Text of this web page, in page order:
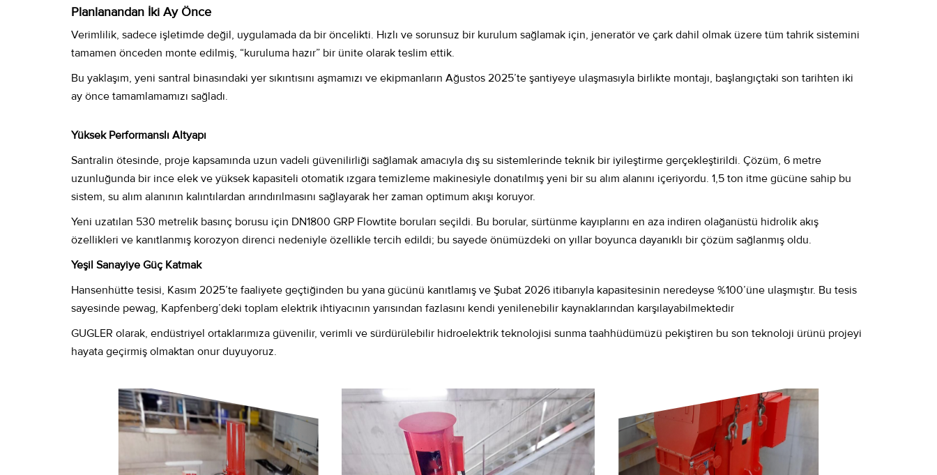
Planlanandan İki Ay Önce
Verimlilik, sadece işletimde değil, uygulamada da bir öncelikti. Hızlı ve sorunsuz bir kurulum sağlamak için, jeneratör ve çark dahil olmak üzere tüm tahrik sistemini
tamamen önceden monte edilmiş, “kuruluma hazır” bir ünite olarak teslim ettik.
Bu yaklaşım, yeni santral binasındaki yer sıkıntısını aşmamızı ve ekipmanların Ağustos 2025’te şantiyeye ulaşmasıyla birlikte montajı, başlangıçtaki son tarihten iki
ay önce tamamlamamızı sağladı.
Yüksek Performanslı Altyapı
Santralin ötesinde, proje kapsamında uzun vadeli güvenilirliği sağlamak amacıyla dış su sistemlerinde teknik bir iyileştirme gerçekleştirildi. Çözüm, 6 metre
uzunluğunda bir ince elek ve yüksek kapasiteli otomatik ızgara temizleme makinesiyle donatılmış yeni bir su alım alanını içeriyordu. 1,5 ton itme gücüne sahip bu
sistem, su alım alanının kalıntılardan arındırılmasını sağlayarak her zaman optimum akışı koruyor.
Yeni uzatılan 530 metrelik basınç borusu için DN1800 GRP Flowtite boruları seçildi. Bu borular, sürtünme kayıplarını en aza indiren olağanüstü hidrolik akış
özellikleri ve kanıtlanmış korozyon direnci nedeniyle özellikle tercih edildi; bu sayede önümüzdeki on yıllar boyunca dayanıklı bir çözüm sağlanmış oldu.
Yeşil Sanayiye Güç Katmak
Hansenhütte tesisi, Kasım 2025’te faaliyete geçtiğinden bu yana gücünü kanıtlamış ve Şubat 2026 itibarıyla kapasitesinin neredeyse %100’üne ulaşmıştır. Bu tesis
sayesinde pewag, Kapfenberg’deki toplam elektrik ihtiyacının yarısından fazlasını kendi yenilenebilir kaynaklarından karşılayabilmektedir
GUGLER olarak, endüstriyel ortaklarımıza güvenilir, verimli ve sürdürülebilir hidroelektrik teknolojisi sunma taahhüdümüzü pekiştiren bu son teknoloji ürünü projeyi
hayata geçirmiş olmaktan onur duyuyoruz.